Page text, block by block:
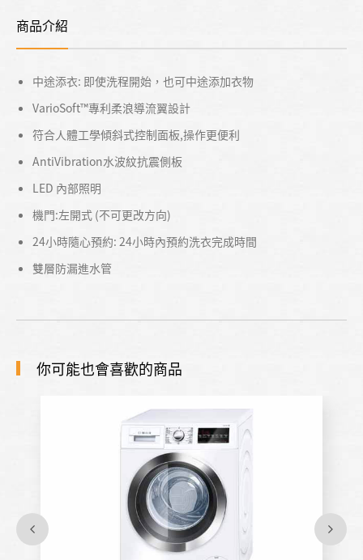
商品介紹
中途添衣: 即使洗程開始，也可中途添加衣物
VarioSoft™專利柔浪導流翼設計
符合人體工學傾斜式控制面板,操作更便利
AntiVibration水波紋抗震側板
LED 內部照明
機門:左開式 (不可更改方向)
24小時隨心預約: 24小時內預約洗衣完成時間
雙層防漏進水管
你可能也會喜歡的商品